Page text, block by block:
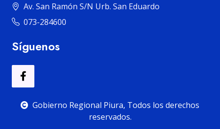
Av. San Ramón S/N Urb. San Eduardo
073-284600
Síguenos
Gobierno Regional Piura, Todos los derechos
reservados.